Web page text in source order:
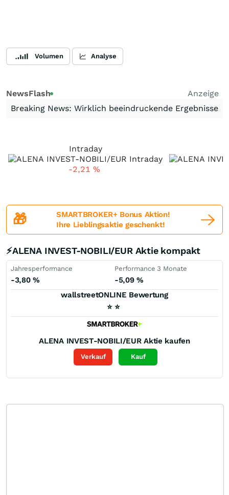
Volumen Analyse
NewsFlash
Anzeige
Breaking News: Wirklich beeindruckende Ergebnisse
Intraday
-2,21 %
🎁
SMARTBROKER+ Bonus Aktion!
Ihre Lieblingsaktie geschenkt!
⚡ALENA INVEST-NOBILI/EUR Aktie kompakt
Jahresperformance
-3,80%
Performance 3 Monate
-5,09%
wallstreetONLINE Bewertung
⭐ ⭐
ALENA INVEST-NOBILI/EUR Aktie kaufen
Verkauf Kauf